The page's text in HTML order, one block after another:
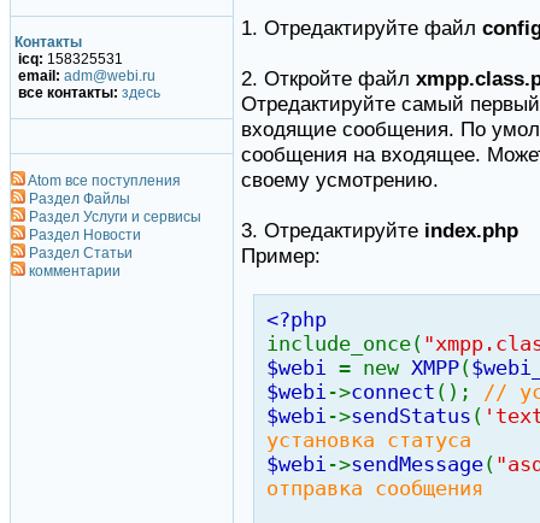
Контакты
icq: 158325531
email: adm@webi.ru
все контакты: здесь
Atom все поступления
Раздел Файлы
Раздел Услуги и сервисы
Раздел Новости
Раздел Статьи
комментарии
1. Отредактируйте файл
2. Откройте файл
Отредактируйте самый
входящие сообщения. По
сообщения на входящее.
своему усмотрению.
3. Отредактируйте index.php
Пример:
<?php
include_once(
$webi = new XMPP(
$webi ->connect (); //
$webi ->sendStatus (
установка статуса
$webi ->sendMessage(
отправка сообщения